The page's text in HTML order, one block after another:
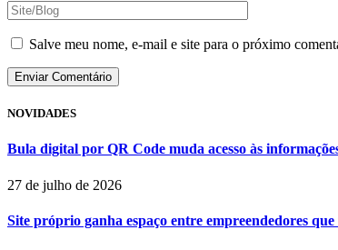
Salve meu nome, e-mail e site para o próximo
NOVIDADES
Bula digital por QR Code muda acesso às
27 de julho de 2026
Site próprio ganha espaço entre empreendedores que